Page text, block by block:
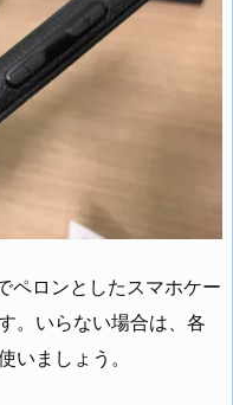
ペロンとしたスマホケー
。いらない場合は、各
いましょう。